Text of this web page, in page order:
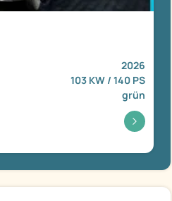
2026
103 KW / 140 PS
grün